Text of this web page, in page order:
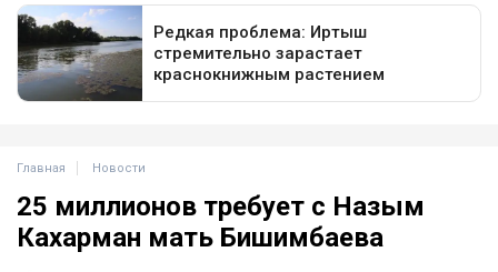
Главная Новости
25 миллионов требует с Назым
Кахарман мать Бишимбаева